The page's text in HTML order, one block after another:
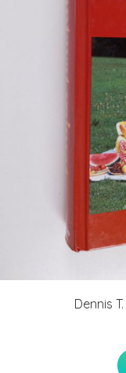
Dennis